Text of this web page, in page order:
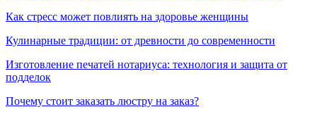
Как стресс может повлиять на здоровье женщины
Кулинарные традиции: от древности до современности
Изготовление печатей нотариуса: технология и защита от
подделок
Почему стоит заказать люстру на заказ?